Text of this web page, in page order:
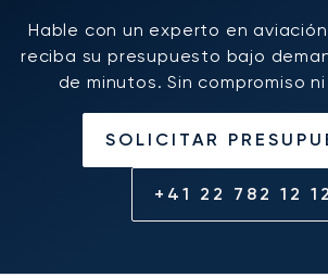
Hable con un experto en
reciba su presupuesto bajo
de minutos. Sin compromiso
SOLICITAR
+41 22 782 12 12